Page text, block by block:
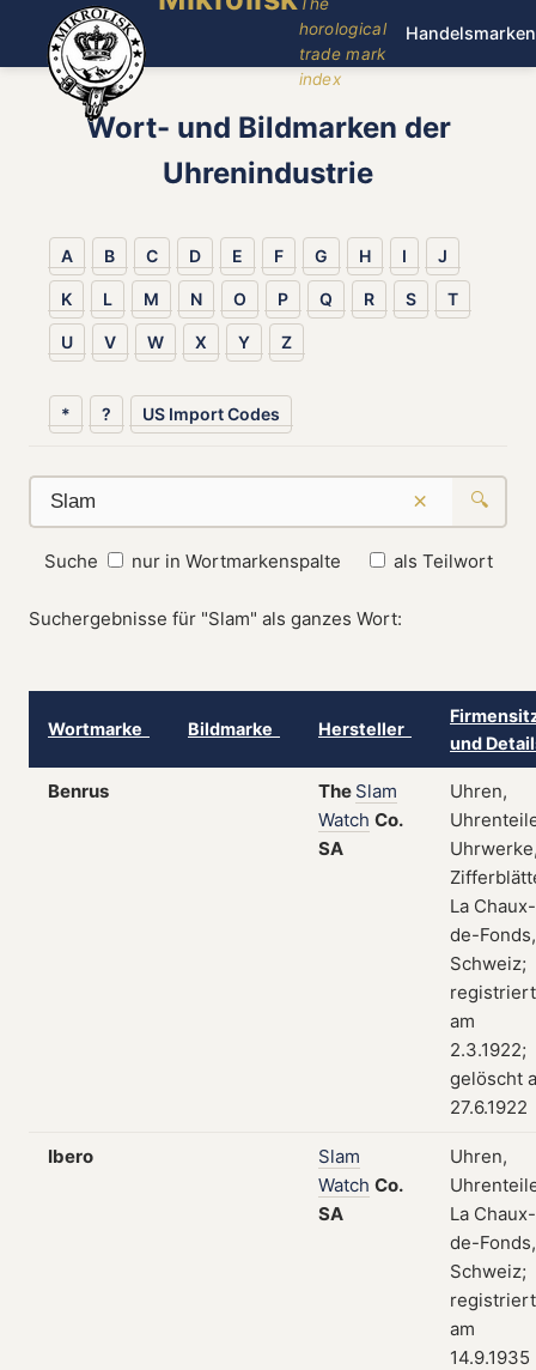
horological
trade mark
index
Handelsmarken
Wort- und Bildmarken der
Uhrenindustrie
A B C D E F G H I J
K L M N O P Q R S T
U V W X Y Z
* ? US Import Codes
× 🔍
Suche nur in Wortmarkenspalte als Teilwort
Suchergebnisse für "Slam" als ganzes Wort:
Wortmarke Bildmarke Hersteller
und
Benrus The Slam
Watch Co.
SA
Uhren,
La Chaux-
de-Fonds,
Schweiz;
registriert
am
2.3.1922;
gelöscht
27.6.1922
Ibero
Slam
Watch Co.
SA
Uhren,
La Chaux-
de-Fonds,
Schweiz;
registriert
am
14.9.1935